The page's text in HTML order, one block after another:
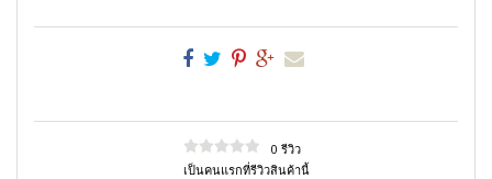
0 รีวิว
เป็นคนแรกที่รีวิวสินค้านี้